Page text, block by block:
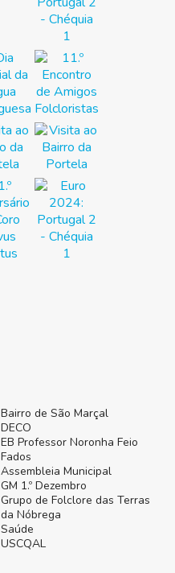
Bairro de São Marçal
DECO
EB Professor Noronha Feio
Fados
Assembleia Municipal
GM 1.º Dezembro
Grupo de Folclore das Terras
da Nóbrega
Saúde
USCQAL